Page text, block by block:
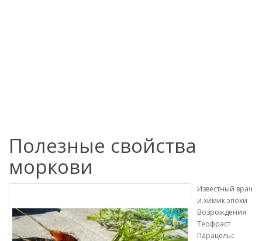
Полезные свойства
моркови
Известный врач
и химик эпохи
Возрождения
Теофраст
Парацельс